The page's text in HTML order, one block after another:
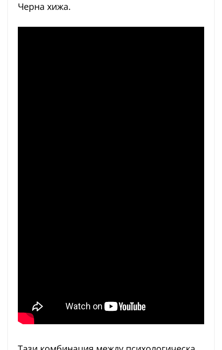
Черна хижа.